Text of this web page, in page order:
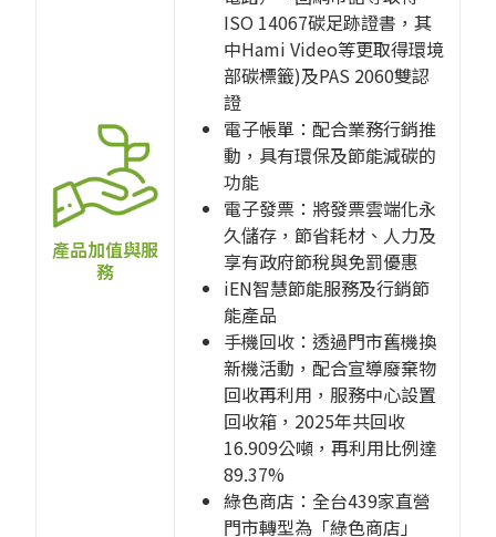
產品加值與服
務
ISO 14067碳足跡證書，其
中Hami Video等更取得環境
部碳標籤)及PAS 2060雙認
證
電子帳單：配合業務行銷推
動，具有環保及節能減碳的
功能
電子發票：將發票雲端化永
久儲存，節省耗材、人力及
享有政府節稅與免罰優惠
iEN智慧節能服務及行銷節
能產品
手機回收：透過門市舊機換
新機活動，配合宣導廢棄物
回收再利用，服務中心設置
回收箱，2025年共回收
16.909公噸，再利用比例達
89.37%
綠色商店：全台439家直營
門市轉型為「綠色商店」